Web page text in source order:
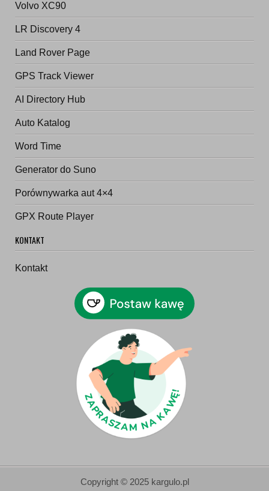
Volvo XC90
LR Discovery 4
Land Rover Page
GPS Track Viewer
AI Directory Hub
Auto Katalog
Word Time
Generator do Suno
Porównywarka aut 4×4
GPX Route Player
KONTAKT
Kontakt
Copyright © 2025 kargulo.pl